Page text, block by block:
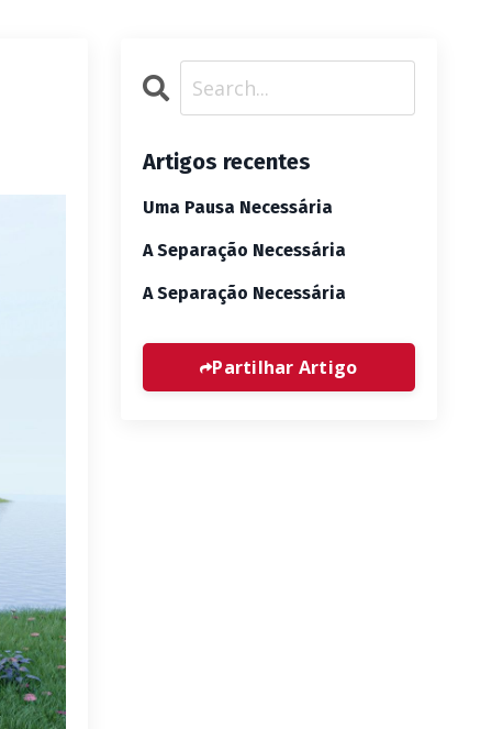
Artigos recentes
Uma Pausa Necessária
A Separação Necessária
A Separação Necessária
Partilhar Artigo